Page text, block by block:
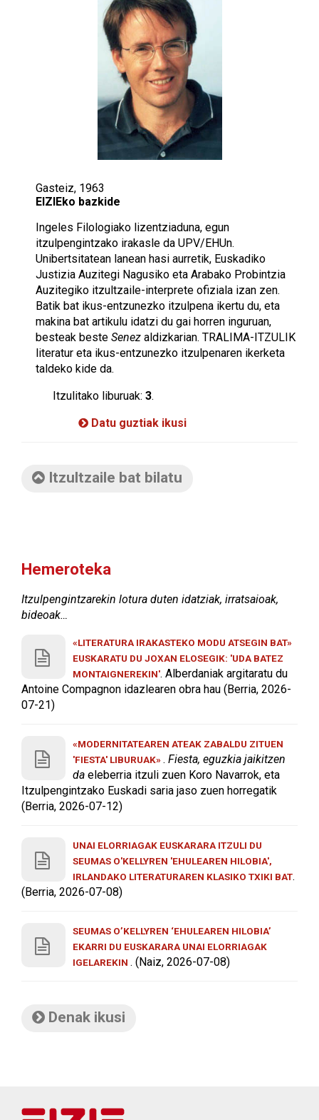
Gasteiz, 1963
EIZIEko bazkide
Ingeles Filologiako lizentziaduna, egun
itzulpengintzako irakasle da UPV/EHUn.
Unibertsitatean lanean hasi aurretik, Euskadiko
Justizia Auzitegi Nagusiko eta Arabako Probintzia
Auzitegiko itzultzaile-interprete ofiziala izan zen.
Batik bat ikus-entzunezko itzulpena ikertu du, eta
makina bat artikulu idatzi du gai horren inguruan,
besteak beste Senez aldizkarian. TRALIMA-ITZULIK
literatur eta ikus-entzunezko itzulpenaren ikerketa
taldeko kide da.
Itzulitako liburuak: 3.
Datu guztiak ikusi
Itzultzaile bat bilatu
Hemeroteka
Itzulpengintzarekin lotura duten idatziak, irratsaioak,
bideoak…
«LITERATURA IRAKASTEKO MODU ATSEGIN BAT»
EUSKARATU DU JOXAN ELOSEGIK: 'UDA BATEZ
MONTAIGNEREKIN'. Alberdaniak argitaratu du
Antoine Compagnon idazlearen obra hau (Berria, 2026-
07-21)
«MODERNITATEAREN ATEAK ZABALDU ZITUEN
'FIESTA' LIBURUAK» . Fiesta, eguzkia jaikitzen
da eleberria itzuli zuen Koro Navarrok, eta
Itzulpengintzako Euskadi saria jaso zuen horregatik
(Berria, 2026-07-12)
UNAI ELORRIAGAK EUSKARARA ITZULI DU
SEUMAS O'KELLYREN 'EHULEAREN HILOBIA',
IRLANDAKO LITERATURAREN KLASIKO TXIKI BAT.
(Berria, 2026-07-08)
SEUMAS O’KELLYREN ‘EHULEAREN HILOBIA’
EKARRI DU EUSKARARA UNAI ELORRIAGAK
IGELAREKIN . (Naiz, 2026-07-08)
Denak ikusi